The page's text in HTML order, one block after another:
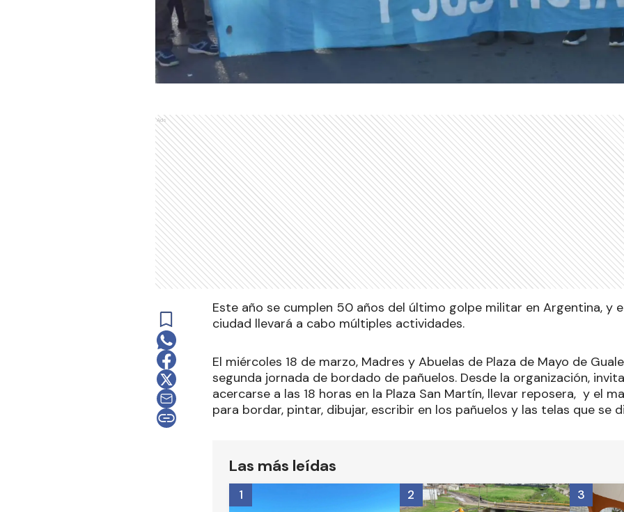
Ads
Este año se cumplen 50 años del último golpe militar en Argentina, y
ciudad llevará a cabo múltiples actividades.
El miércoles 18 de marzo, Madres y Abuelas de Plaza de Mayo de
segunda jornada de bordado de pañuelos. Desde la organización,
acercarse a las 18 horas en la Plaza San Martín, llevar reposera, y el
para bordar, pintar, dibujar, escribir en los pañuelos y las telas que se
Las más leídas
1 2 3